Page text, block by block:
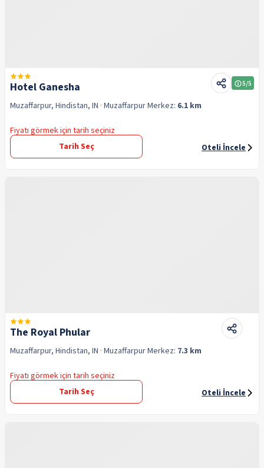
Hotel Ganesha 5/5
Muzaffarpur, Hindistan, IN · MuzaffarpurMerkez: 6.1 km
Fiyatı görmek için tarih seçiniz
Tarih Seç
Oteli İncele
The Royal Phular
Muzaffarpur, Hindistan, IN · MuzaffarpurMerkez: 7.3 km
Fiyatı görmek için tarih seçiniz
Tarih Seç
Oteli İncele